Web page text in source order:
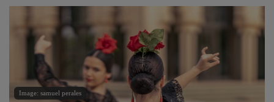
Image: samuel perales